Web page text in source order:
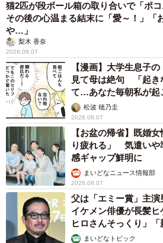
猫2匹が段ボール箱の取り合いで「ポ
その後の心温まる結末に「愛～！」「
や…」
梨木 香奈
2026.08.07
【漫画】大学生息子
見て母は絶句 「起き
て…あなた毎朝私が起
松波 穂乃圭
2026.08.07
【お盆の帰省】既婚
り疲れる」 気遣いや
感ギャップ鮮明に
まいどなニュース情報部
2026.08.07
父は「エミー賞」主
イケメン俳優が長髪
ヒロさんそっくり」「
まいどなトピック